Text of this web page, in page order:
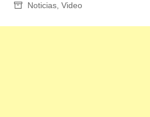
Noticias, Video